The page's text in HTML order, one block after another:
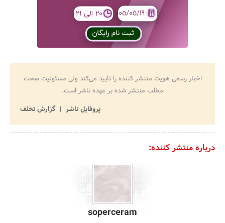
اخبار رسمی هویت منتشر کننده را تایید می‌کند ولی مسئولیت صحت
مطلب منتشر شده بر عهده ناشر است.
پروفایل ناشر
گزارش تخلف
درباره منتشر کننده:
soperceram